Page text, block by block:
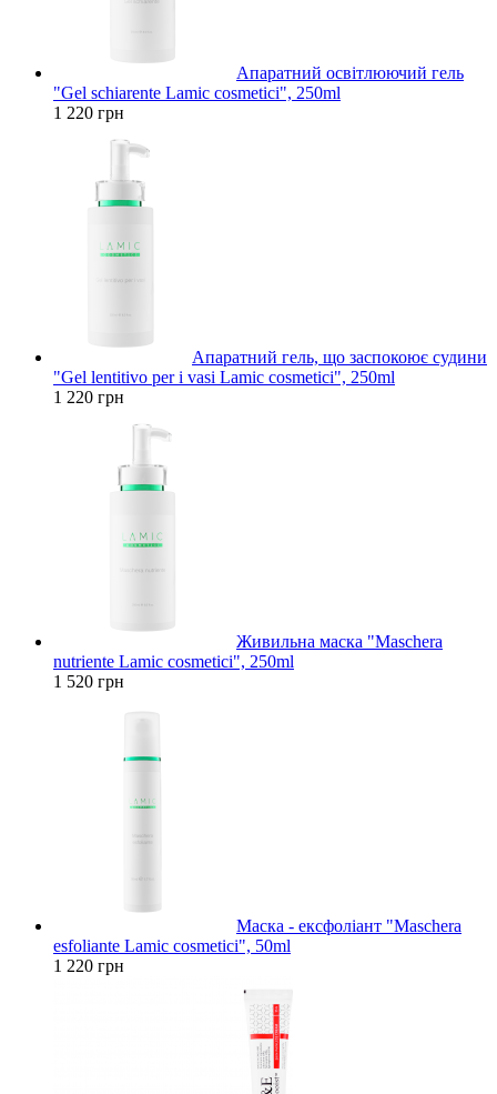
Апаратний освітлюючий гель
"Gel schiarente Lamic cosmetici", 250ml
1 220 грн
Апаратний гель, що заспокоює судини
"Gel lentitivo per i vasi Lamic cosmetici", 250ml
1 220 грн
Живильна маска "Maschera
nutriente Lamic cosmetici", 250ml
1 520 грн
Маска - ексфоліант "Maschera
esfoliante Lamic cosmetici", 50ml
1 220 грн